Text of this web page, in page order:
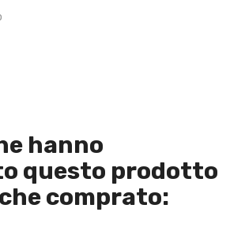
hanno
questo prodotto
comprato: